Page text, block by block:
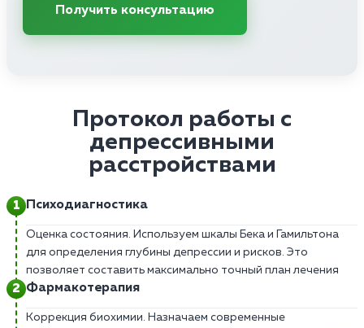
Получить консультацию
Протокол работы с
депрессивными
расстройствами
Психодиагностика
Оценка состояния. Используем шкалы Бека и Гамильтона
для определения глубины депрессии и рисков. Это
позволяет составить максимально точный план лечения
Фармакотерапия
Коррекция биохимии. Назначаем современные